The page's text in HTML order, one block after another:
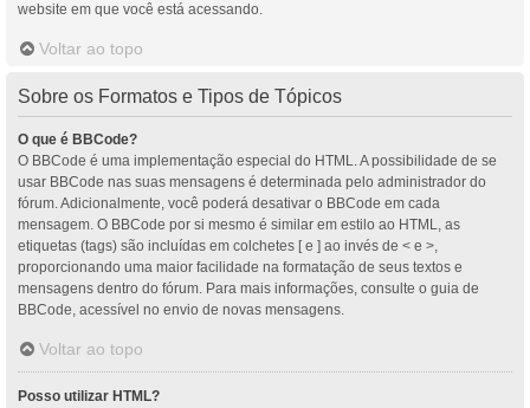
website em que você está acessando.
Voltar ao topo
Sobre os Formatos e Tipos de Tópicos
O que é BBCode?
O BBCode é uma implementação especial do HTML. A possibilidade de se
usar BBCode nas suas mensagens é determinada pelo administrador do
fórum. Adicionalmente, você poderá desativar o BBCode em cada
mensagem. O BBCode por si mesmo é similar em estilo ao HTML, as
etiquetas (tags) são incluídas em colchetes [ e ] ao invés de < e >,
proporcionando uma maior facilidade na formatação de seus textos e
mensagens dentro do fórum. Para mais informações, consulte o guia de
BBCode, acessível no envio de novas mensagens.
Voltar ao topo
Posso utilizar HTML?